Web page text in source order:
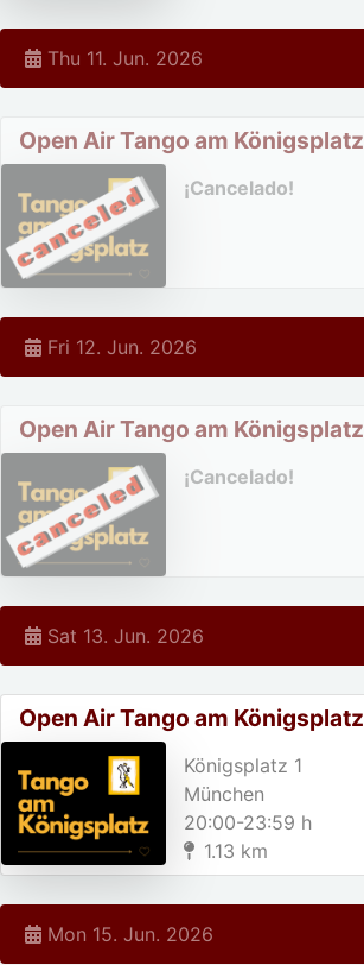
Thu 11. Jun. 2026
Open Air Tango am Königsplatz
¡Cancelado!
Fri 12. Jun. 2026
Open Air Tango am Königsplatz
¡Cancelado!
Sat 13. Jun. 2026
Open Air Tango am Königsplatz
Königsplatz 1
München
20:00-23:59 h
1.13 km
Mon 15. Jun. 2026